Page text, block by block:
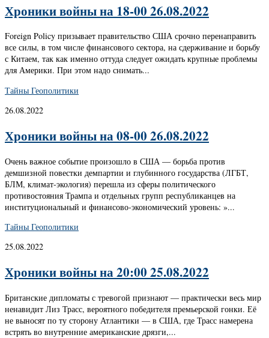
Хроники войны на 18-00 26.08.2022
Foreign Policy призывает правительство США срочно перенаправить
все силы, в том числе финансового сектора, на сдерживание и борьбу
с Китаем, так как именно оттуда следует ожидать крупные проблемы
для Америки. При этом надо снимать...
Тайны Геополитики
26.08.2022
Хроники войны на 08-00 26.08.2022
Очень важное событие произошло в США — борьба против
демшизной повестки демпартии и глубинного государства (ЛГБТ,
БЛМ, климат-экология) перешла из сферы политического
противостояния Трампа и отдельных групп республиканцев на
институциональный и финансово-экономический уровень: »...
Тайны Геополитики
25.08.2022
Хроники войны на 20:00 25.08.2022
Британские дипломаты с тревогой признают — практически весь мир
ненавидит Лиз Трасс, вероятного победителя премьерской гонки. Её
не выносят по ту сторону Атлантики — в США, где Трасс намерена
встрять во внутренние американские дрязги,...